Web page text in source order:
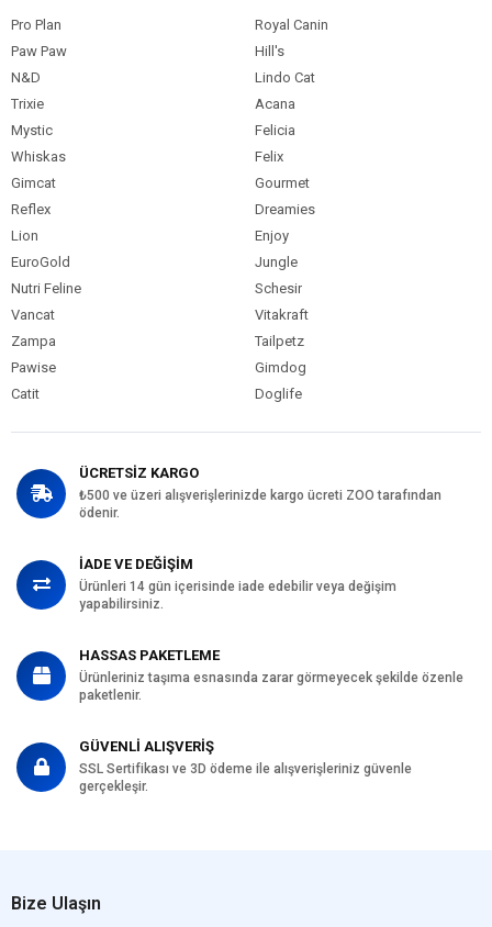
Pro Plan
Royal Canin
Paw Paw
Hill's
N&D
Lindo Cat
Trixie
Acana
Mystic
Felicia
Whiskas
Felix
Gimcat
Gourmet
Reflex
Dreamies
Lion
Enjoy
EuroGold
Jungle
Nutri Feline
Schesir
Vancat
Vitakraft
Zampa
Tailpetz
Pawise
Gimdog
Catit
Doglife
ÜCRETSİZ KARGO
₺500 ve üzeri alışverişlerinizde kargo ücreti ZOO tarafından
ödenir.
İADE VE DEĞİŞİM
Ürünleri 14 gün içerisinde iade edebilir veya değişim
yapabilirsiniz.
HASSAS PAKETLEME
Ürünleriniz taşıma esnasında zarar görmeyecek şekilde özenle
paketlenir.
GÜVENLİ ALIŞVERİŞ
SSL Sertifikası ve 3D ödeme ile alışverişleriniz güvenle
gerçekleşir.
Bize Ulaşın